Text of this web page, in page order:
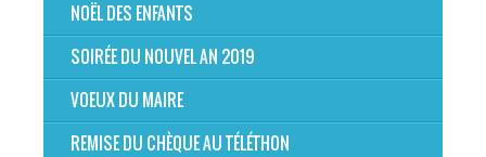
NOËL DES ENFANTS
SOIRÉE DU NOUVEL AN 2019
VOEUX DU MAIRE
REMISE DU CHÈQUE AU TÉLÉTHON